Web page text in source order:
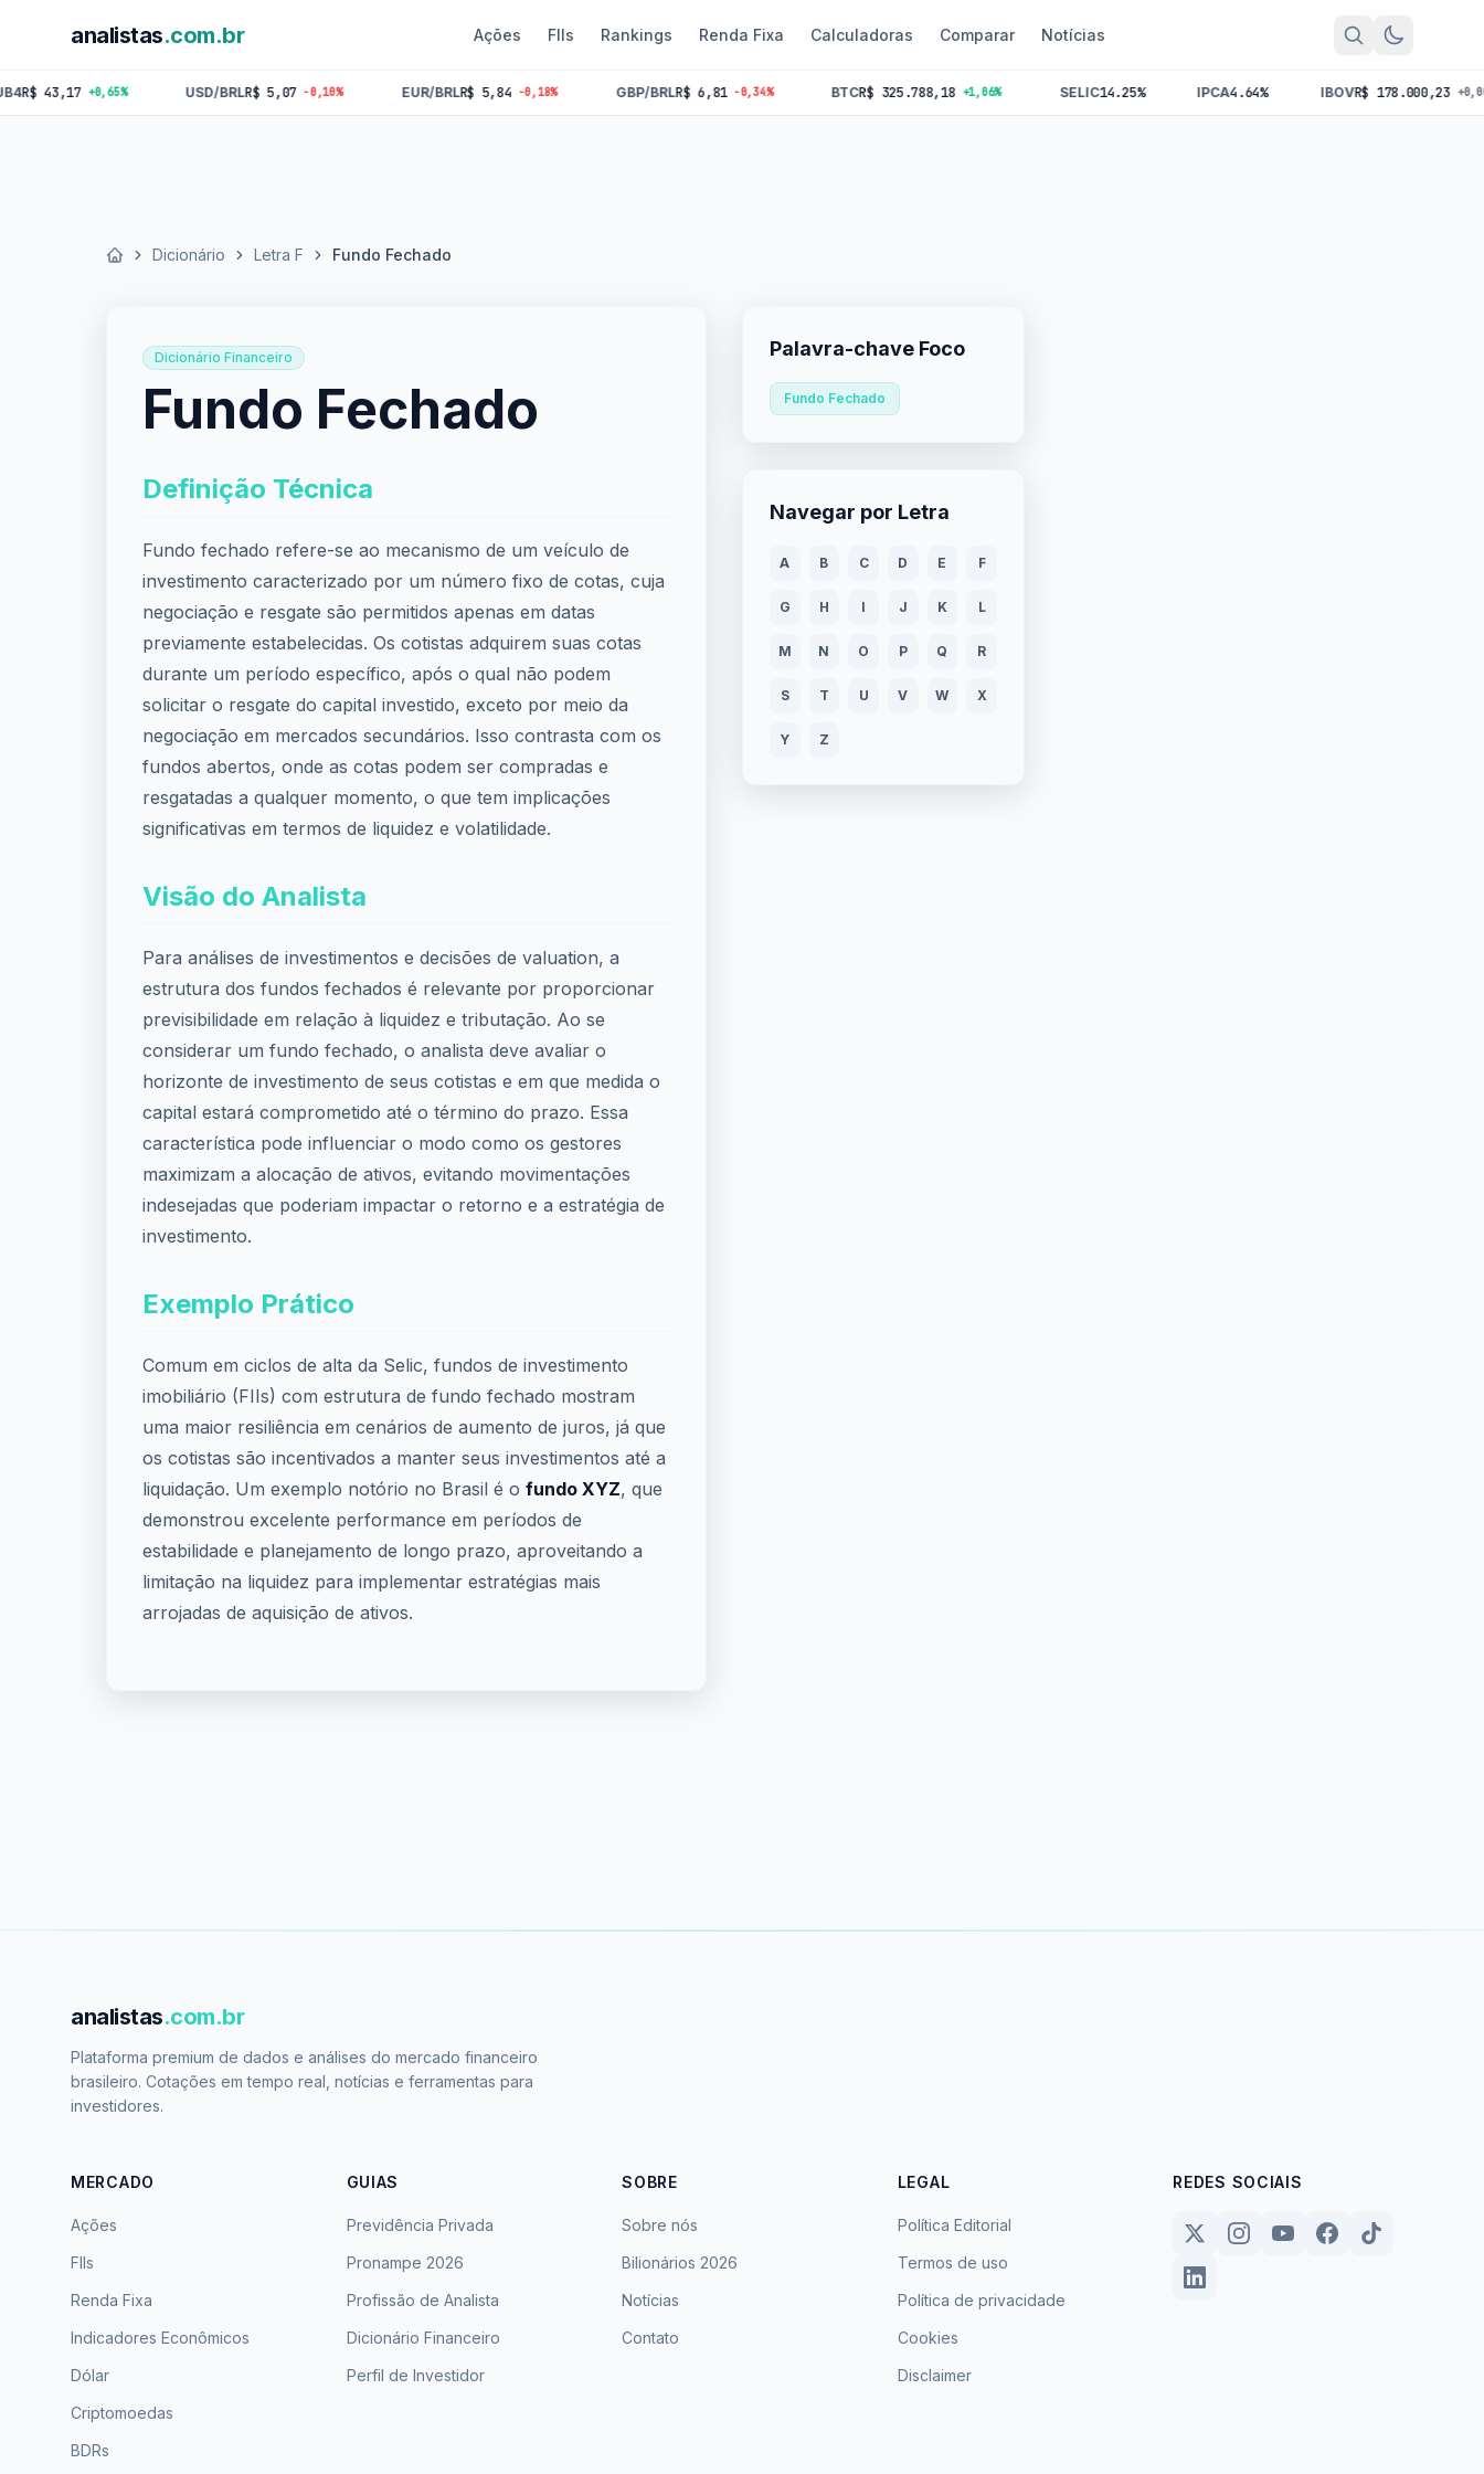
analistas.com.br Ações FIIs Rankings Renda Fixa Calculadoras Comparar Notícias
+0,65% USD/BRLR$ 5,07 -0,10% EUR/BRL R$ 5,84 -0,18% GBP/BRLR$ 6,81 -0,34% BTC R$ 325.788,18 +1,06% SELIC 14.25% IPCA 4.64% IBOV R$ 178.000,23 +0,00%
Início Dicionário Letra F Fundo Fechado
Dicionário Financeiro
Fundo Fechado
Definição Técnica
Fundo fechado refere-se ao mecanismo de um veículo de
investimento caracterizado por um número fixo de cotas, cuja
negociação e resgate são permitidos apenas em datas
previamente estabelecidas. Os cotistas adquirem suas cotas
durante um período específico, após o qual não podem
solicitar o resgate do capital investido, exceto por meio da
negociação em mercados secundários. Isso contrasta com os
fundos abertos, onde as cotas podem ser compradas e
resgatadas a qualquer momento, o que tem implicações
significativas em termos de liquidez e volatilidade.
Visão do Analista
Para análises de investimentos e decisões de valuation, a
estrutura dos fundos fechados é relevante por proporcionar
previsibilidade em relação à liquidez e tributação. Ao se
considerar um fundo fechado, o analista deve avaliar o
horizonte de investimento de seus cotistas e em que medida o
capital estará comprometido até o término do prazo. Essa
característica pode influenciar o modo como os gestores
maximizam a alocação de ativos, evitando movimentações
indesejadas que poderiam impactar o retorno e a estratégia de
investimento.
Exemplo Prático
Comum em ciclos de alta da Selic, fundos de investimento
imobiliário (FIIs) com estrutura de fundo fechado mostram
uma maior resiliência em cenários de aumento de juros, já que
os cotistas são incentivados a manter seus investimentos até a
liquidação. Um exemplo notório no Brasil é o fundo XYZ, que
demonstrou excelente performance em períodos de
estabilidade e planejamento de longo prazo, aproveitando a
limitação na liquidez para implementar estratégias mais
arrojadas de aquisição de ativos.
Palavra-chave Foco
Fundo Fechado
Navegar por Letra
A B C D E F
G H I J K L
M N O P Q R
S T U V W X
Y Z
analistas.com.br
Plataforma premium de dados e análises do mercado financeiro
brasileiro. Cotações em tempo real, notícias e ferramentas para
investidores.
MERCADO
Ações
FIIs
Renda Fixa
Indicadores Econômicos
Dólar
Criptomoedas
BDRs
GUIAS
Previdência Privada
Pronampe 2026
Profissão de Analista
Dicionário Financeiro
Perfil de Investidor
SOBRE
Sobre nós
Bilionários 2026
Notícias
Contato
LEGAL
Política Editorial
Termos de uso
Política de privacidade
Cookies
Disclaimer
REDES SOCIAIS